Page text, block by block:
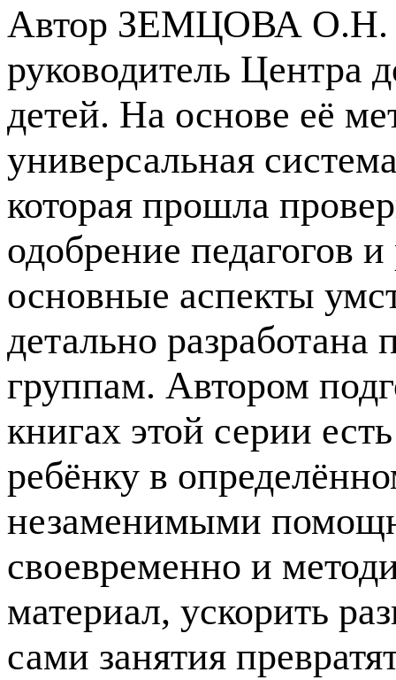
Автор ЗЕМЦОВА О.Н. –
руководитель Центра
детей. На основе её
универсальная
которая прошла
одобрение педагогов
основные аспекты
детально
группам. Автором
книгах этой серии
ребёнку в
незаменимыми
своевременно и
материал, ускорить
сами занятия